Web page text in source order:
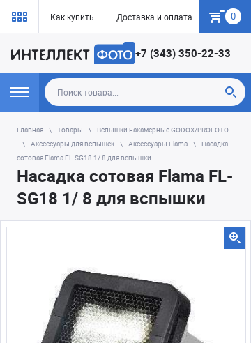
Как купить Доставка и оплата Гарантия
0
+7 (343) 350-22-33
Главная Товары
Вспышки накамерные GODOX/PROFOTO
Аксессуары для вспышек
Аксессуары Flama
Насадка
сотовая Flama FL-SG18 1/ 8 для вспышки
Насадка сотовая Flama FL-
SG18 1/ 8 для вспышки